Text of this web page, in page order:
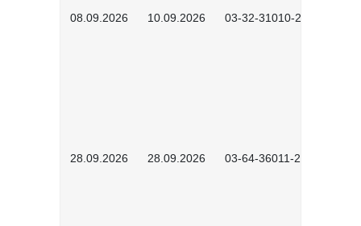
08.09.2026 10.09.2026 03-32-31010-2606
28.09.2026 28.09.2026 03-64-36011-2603